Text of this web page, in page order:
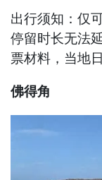
出行须知：仅
停留时长无法
票材料，当地
佛得角